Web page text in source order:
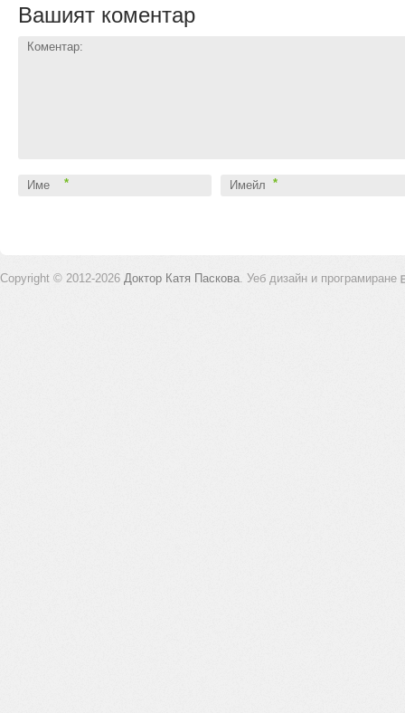
Вашият коментар
Коментар:
Име * Имейл *
Copyright © 2012-2026 Доктор Катя Паскова Уеб дизайн и програмиране